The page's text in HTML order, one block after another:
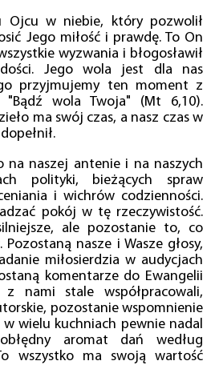
Ojcu w niebie, który pozwolił
Jego miłość i prawdę. To On
wyzwania i błogosławił
Jego wola jest dla nas
przyjmujemy ten moment z
wola Twoja" (Mt 6,10).
ma swój czas, a nasz czas w
na naszej antenie i na naszych
polityki, bieżących spraw
i wichrów codzienności.
pokój w tę rzeczywistość.
ale pozostanie to, co
nasze i Wasze głosy,
miłosierdzia w audycjach
komentarze do Ewangelii
nami stale współpracowali,
pozostanie wspomnienie
wielu kuchniach pewnie nadal
aromat dań według
wszystko ma swoją wartość